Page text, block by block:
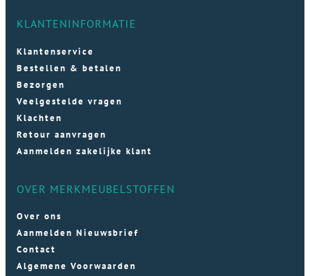
KLANTENINFORMATIE
Klantenservice
Bestellen & betalen
Bezorgen
Veelgestelde vragen
Klachten
Retour aanvragen
Aanmelden zakelijke klant
OVER MERKMEUBELSTOFFEN
Over ons
Aanmelden Nieuwsbrief
Contact
Algemene Voorwaarden